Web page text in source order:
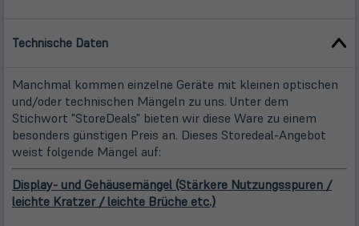
Technische Daten
Manchmal kommen einzelne Geräte mit kleinen optischen
und/oder technischen Mängeln zu uns. Unter dem
Stichwort "StoreDeals" bieten wir diese Ware zu einem
besonders günstigen Preis an. Dieses Storedeal-Angebot
weist folgende Mängel auf:
Display- und Gehäusemängel (Stärkere Nutzungsspuren /
leichte Kratzer / leichte Brüche etc.)